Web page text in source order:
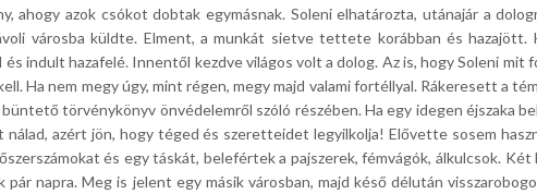
ahogy azok csókot dobtak egymásnak. Soleni elhatározta, utánajár a
városba küldte. Elment, a munkát sietve tettete korábban és hazajött.
indult hazafelé. Innentől kezdve világos volt a dolog. Az is, hogy Soleni mit
Ha nem megy úgy, mint régen, megy majd valami fortéllyal. Rákeresett a
törvénykönyv önvédelemről szóló részében. Ha egy idegen éjszaka
azért jön, hogy téged és szeretteidet legyilkolja! Elővette sosem
és egy táskát, belefértek a pajszerek, fémvágók, álkulcsok. Két
pár napra.Meg is jelent egy másik városban, majd késő délután